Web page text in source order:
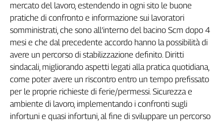
Economica
Tech
It
Easy
Inserti
Idea
Diffusa
InFlai
mercato del lavoro, estendendo in ogni sito le buone
pratiche di confronto e informazione sui lavoratori
somministrati, che sono all’interno del bacino Scm dopo 4
mesi e che dal precedente accordo hanno la possibilità di
avere un percorso di stabilizzazione definito. Diritti
sindacali, migliorando aspetti legati alla pratica quotidiana,
come poter avere un riscontro entro un tempo prefissato
per le proprie richieste di ferie/permessi. Sicurezza e
ambiente di lavoro, implementando i confronti sugli
infortuni e quasi infortuni, al fine di sviluppare un percorso